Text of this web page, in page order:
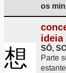
os
想
ideia
SŌ,
Parte